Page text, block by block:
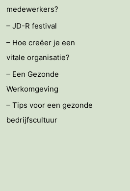
medewerkers?
– JD-R festival
– Hoe creëer je een
vitale organisatie?
– Een Gezonde
Werkomgeving
– Tips voor een gezonde
bedrijfscultuur